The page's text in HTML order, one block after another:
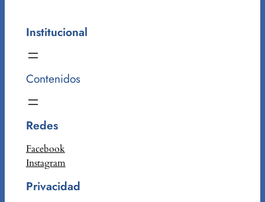
Institucional
Contenidos
Redes
Facebook
Instagram
Privacidad